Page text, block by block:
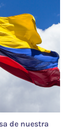
de nuestra